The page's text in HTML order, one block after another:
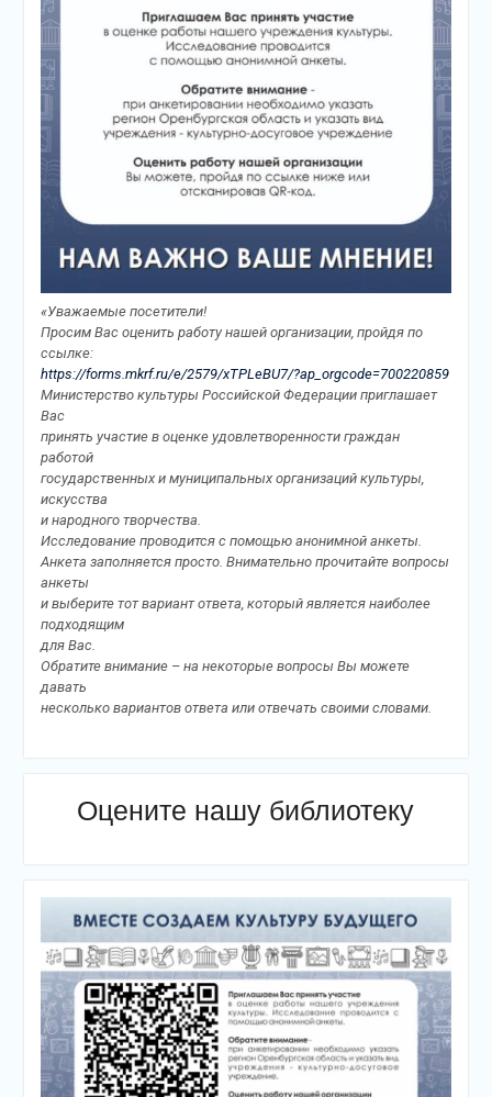
«Уважаемые посетители!
Просим Вас оценить работу нашей организации, пройдя по
ссылке:
https://forms.mkrf.ru/e/2579/xTPLeBU7/?ap_orgcode=700220859
Министерство культуры Российской Федерации приглашает
Вас
принять участие в оценке удовлетворенности граждан
работой
государственных и муниципальных организаций культуры,
искусства
и народного творчества.
Исследование проводится с помощью анонимной анкеты.
Анкета заполняется просто. Внимательно прочитайте вопросы
анкеты
и выберите тот вариант ответа, который является наиболее
подходящим
для Вас.
Обратите внимание – на некоторые вопросы Вы можете
давать
несколько вариантов ответа или отвечать своими словами.
Оцените нашу библиотеку